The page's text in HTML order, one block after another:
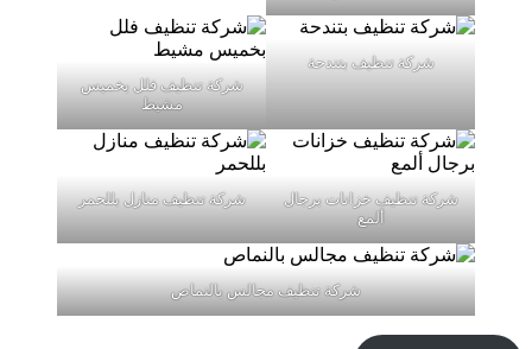
شركة تنظيف بتندحة
شركة تنظيف فلل بخميس
مشيط
شركة تنظيف خزانات برجال
ألمع
شركة تنظيف منازل بللحمر
شركة تنظيف مجالس بالنماص